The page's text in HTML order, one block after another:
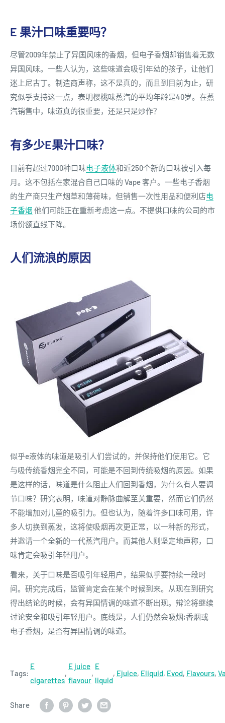
E 果汁口味重要吗？
尽管2009年禁止了异国风味的香烟，但电子香烟却销售着无数
异国风味。一些人认为，这些味道会吸引年幼的孩子，让他们
迷上尼古丁。制造商声称，这不是真的，而且到目前为止，研
究似乎支持这一点，表明樱桃味蒸汽的平均年龄是40岁。在蒸
汽销售中，味道真的很重要，还是只是炒作？
有多少E果汁口味？
目前有超过7000种口味电子液体和近250个新的口味被引入每
月。这不包括在家混合自己口味的 Vape 客户。一些电子香烟
的生产商只生产烟草和薄荷味，但销售一次性用品和便利店电
子香烟 他们可能正在重新考虑这一点。不提供口味的公司的市
场份额直线下降。
人们流浪的原因
似乎e液体的味道是吸引人们尝试的，并保持他们使用它。它
与吸传统香烟完全不同，可能是不回到传统吸烟的原因。如果
是这样的话，味道是什么阻止人们回到香烟，为什么有人要调
节口味？研究表明，味道对静脉曲解至关重要，然而它们仍然
不能增加对儿童的吸引力。但也认为，随着许多口味可用，许
多人切换到蒸发，这将使吸烟再次更正常，以一种新的形式，
并邀请一个全新的一代蒸汽用户。而其他人则坚定地声称，口
味肯定会吸引年轻用户。
看来，关于口味是否吸引年轻用户，结果似乎要持续一段时
间。研究完成后，监管肯定会在某个时候到来。从现在到研究
得出结论的时候，会有异国情调的味道不断出现。辩论将继续
讨论安全和吸引年轻用户。底线是，人们仍然会吸烟;香烟或
电子香烟，是否有异国情调的味道。
Tags:
E
cigarettes
,
E juice
flavour
,
E
liquid
, Ejuice, Eliquid, Evod, Flavours,
Share